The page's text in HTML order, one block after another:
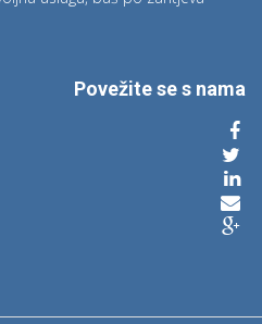
Povežite se s nama